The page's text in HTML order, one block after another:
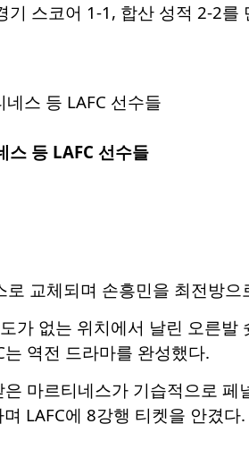
스코어 1-1, 합산 성적 2-2를
스 등 LAFC 선수들
교체되며 손흥민을 최전방
가 없는 위치에서 날린 오른
역전 드라마를 완성했다.
마르티네스가 기습적으로
LAFC에 8강행 티켓을 안겼다.